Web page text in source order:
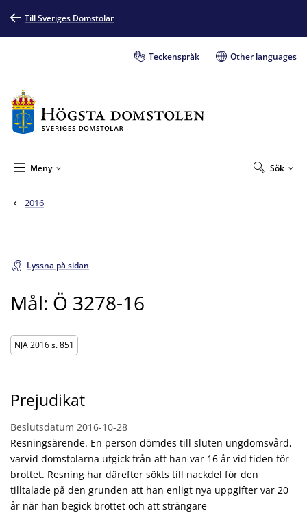
Till Sveriges Domstolar
Teckenspråk Other languages
Sök
Meny
2016
Lyssna på sidan
Mål: Ö 3278-16
NJA 2016 s. 851
Prejudikat
Beslutsdatum 2016-10-28
Resningsärende. En person dömdes till sluten ungdomsvård,
varvid domstolarna utgick från att han var 16 år vid tiden för
brottet. Resning har därefter sökts till nackdel för den
tilltalade på den grunden att han enligt nya uppgifter var 20
år när han begick brottet och att strängare